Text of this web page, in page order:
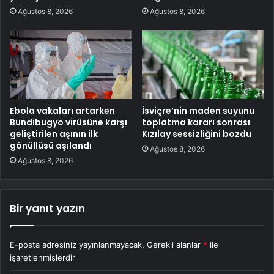
Ağustos 8, 2026 Ağustos 8, 2026
Ebola vakaları artarken
Bundibugyo virüsüne karşı
geliştirilen aşının ilk
gönüllüsü aşılandı
Ağustos 8, 2026
İsviçre’nin maden suyunu
toplatma kararı sonrası
Kızılay sessizliğini bozdu
Ağustos 8, 2026
Bir yanıt yazın
E-posta adresiniz yayınlanmayacak. Gerekli alanlar * ile
işaretlenmişlerdir